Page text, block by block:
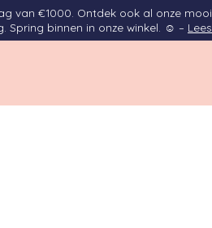
van €1000. Ontdek ook al onze
Spring binnen in onze winkel. ☺ –